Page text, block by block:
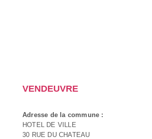
VENDEUVRE
Adresse de la commune :
HOTEL DE VILLE
30 RUE DU CHATEAU